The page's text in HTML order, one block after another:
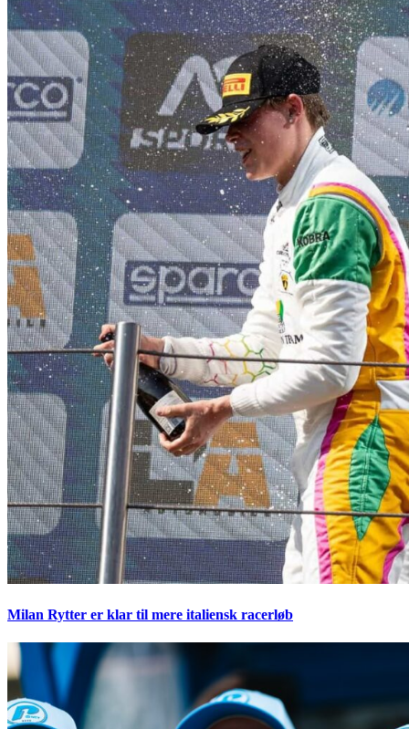
Milan Rytter er klar til mere italiensk racerløb